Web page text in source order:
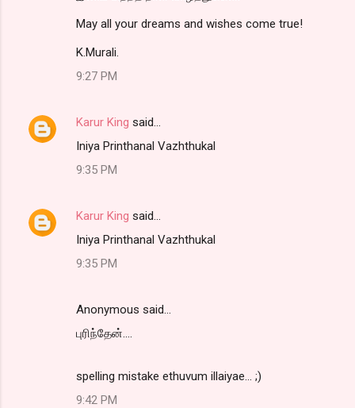
May all your dreams and wishes come true!
K.Murali.
9:27 PM
Karur King said…
Iniya Printhanal Vazhthukal
9:35 PM
Karur King said…
Iniya Printhanal Vazhthukal
9:35 PM
Anonymous said…
புரிந்தேன்....
spelling mistake ethuvum illaiyae... ;)
9:42 PM